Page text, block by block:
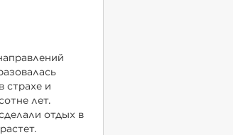
страхе и
лет.
отдых в